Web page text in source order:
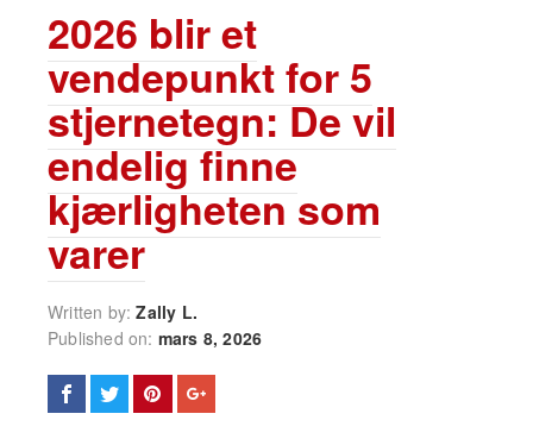
2026 blir et
vendepunkt for 5
stjernetegn: De vil
endelig finne
kjærligheten som
varer
Written by:Zally L.
Published on: mars 8, 2026